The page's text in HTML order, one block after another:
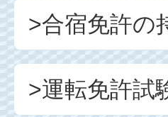
>合宿免許の
>運転免許試